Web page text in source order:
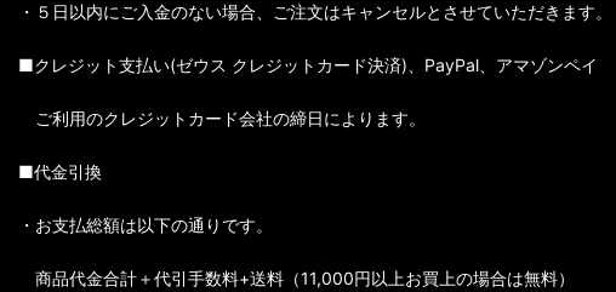
・５日以内にご入金のない場合、ご注文はキャンセルとさせていただきます。
■クレジット支払い(ゼウス クレジットカード決済)、PayPal、アマゾンペイ
ご利用のクレジットカード会社の締日によります。
■代金引換
・お支払総額は以下の通りです。
商品代金合計＋代引手数料+送料（11,000円以上お買上の場合は無料）